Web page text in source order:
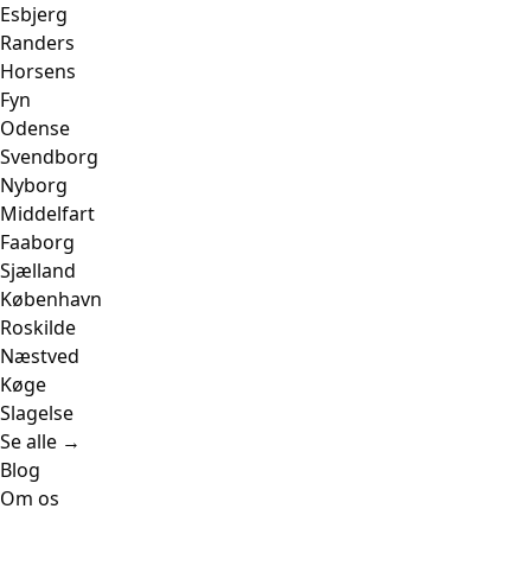
Esbjerg
Randers
Horsens
Fyn
Odense
Svendborg
Nyborg
Middelfart
Faaborg
Sjælland
København
Roskilde
Næstved
Køge
Slagelse
Se alle →
Blog
Om os